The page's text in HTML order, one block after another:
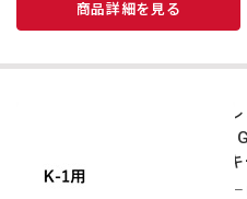
商品詳細を見る
【プ
K-1
ョン
商品コ